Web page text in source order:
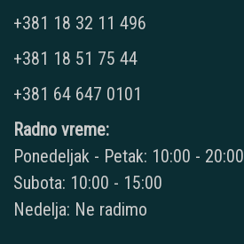
+381 18 32 11 496
+381 18 51 75 44
+381 64 647 0101
Radno vreme:
Ponedeljak - Petak: 10:00 - 20:00
Subota: 10:00 - 15:00
Nedelja: Ne radimo